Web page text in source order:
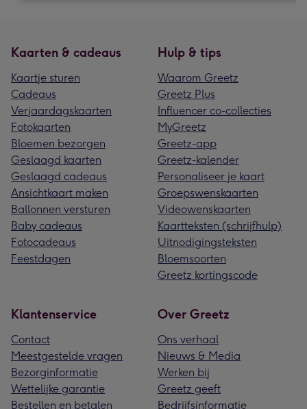
Kaarten & cadeaus
Kaartje sturen
Cadeaus
Verjaardagskaarten
Fotokaarten
Bloemen bezorgen
Geslaagd kaarten
Geslaagd cadeaus
Ansichtkaart maken
Ballonnen versturen
Baby cadeaus
Fotocadeaus
Feestdagen
Hulp & tips
Waarom Greetz
Greetz Plus
Influencer co-collecties
MyGreetz
Greetz-app
Greetz-kalender
Personaliseer je kaart
Groepswenskaarten
Videowenskaarten
Kaartteksten (schrijfhulp)
Uitnodigingsteksten
Bloemsoorten
Greetz kortingscode
Klantenservice
Contact
Meestgestelde vragen
Bezorginformatie
Wettelijke garantie
Bestellen en betalen
Over Greetz
Ons verhaal
Nieuws & Media
Werken bij
Greetz geeft
Bedrijfsinformatie